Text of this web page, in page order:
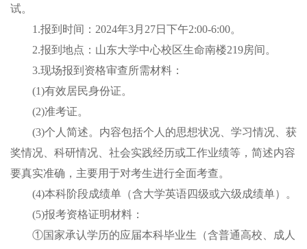
试。
1.报到时间：2024年3月 27日 下午2:00-6:00。
2.报到地点：山东大学中心校区生命南楼219房间 。
3.现场报到 资格审查所需材料：
(1)有效居民身份证。
(2)准考证。
(3)个人简述。内容包括个人的思想状况、学习情况、获
奖情况、科研情况、社会实践经历或工作业绩等，简述内容
要真实准确，主要用于对考生进行全面考查。
(4)本科阶段成绩单 （含大学英语四级或六级成绩单）。
(5)报考资格证明材料 ：
①国家承认学历的应届本科毕业生（含普通高校、成人